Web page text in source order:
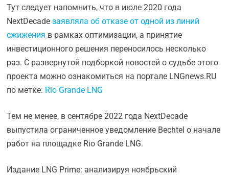
Тут следует напомнить, что в июле 2020 года
NextDecadeзаявляла об отказе от одной из линий
сжижения в рамках оптимизации, а принятие
инвестиционного решения переносилось несколько
раз. С развернутой подборкой новостей о судьбе этого
проекта можно ознакомиться на портале LNGnews.RU
по метке: Rio Grande LNG
Тем не менее, в сентябре 2022 года NextDecade
выпустила ограниченное уведомление Bechtel о начале
работ на площадке Rio Grande LNG.
Издание LNG Prime: анализируя ноябрьский